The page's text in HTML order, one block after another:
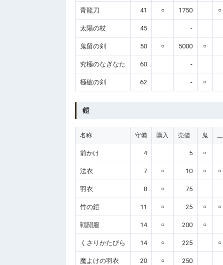
青龍刀 41 ○ 1750 ○
太陽の杖 45 -
鬼留の剣 50 ○ 5000 ○
究極のなぎなた 60 -
極破の剣 62 - ○
鎧
名称 守備 購入 売値 鬼 三
前かけ 4 5 ○
法衣 7 ○ 10 ○ ○
羽衣 8 ○ 75
竹の鎧 11 ○ 25 ○ ○
戦闘服 14 ○ 200 ○
くさりかたびら 14 ○ 225 ○
魔よけの羽衣 20 ○ 250